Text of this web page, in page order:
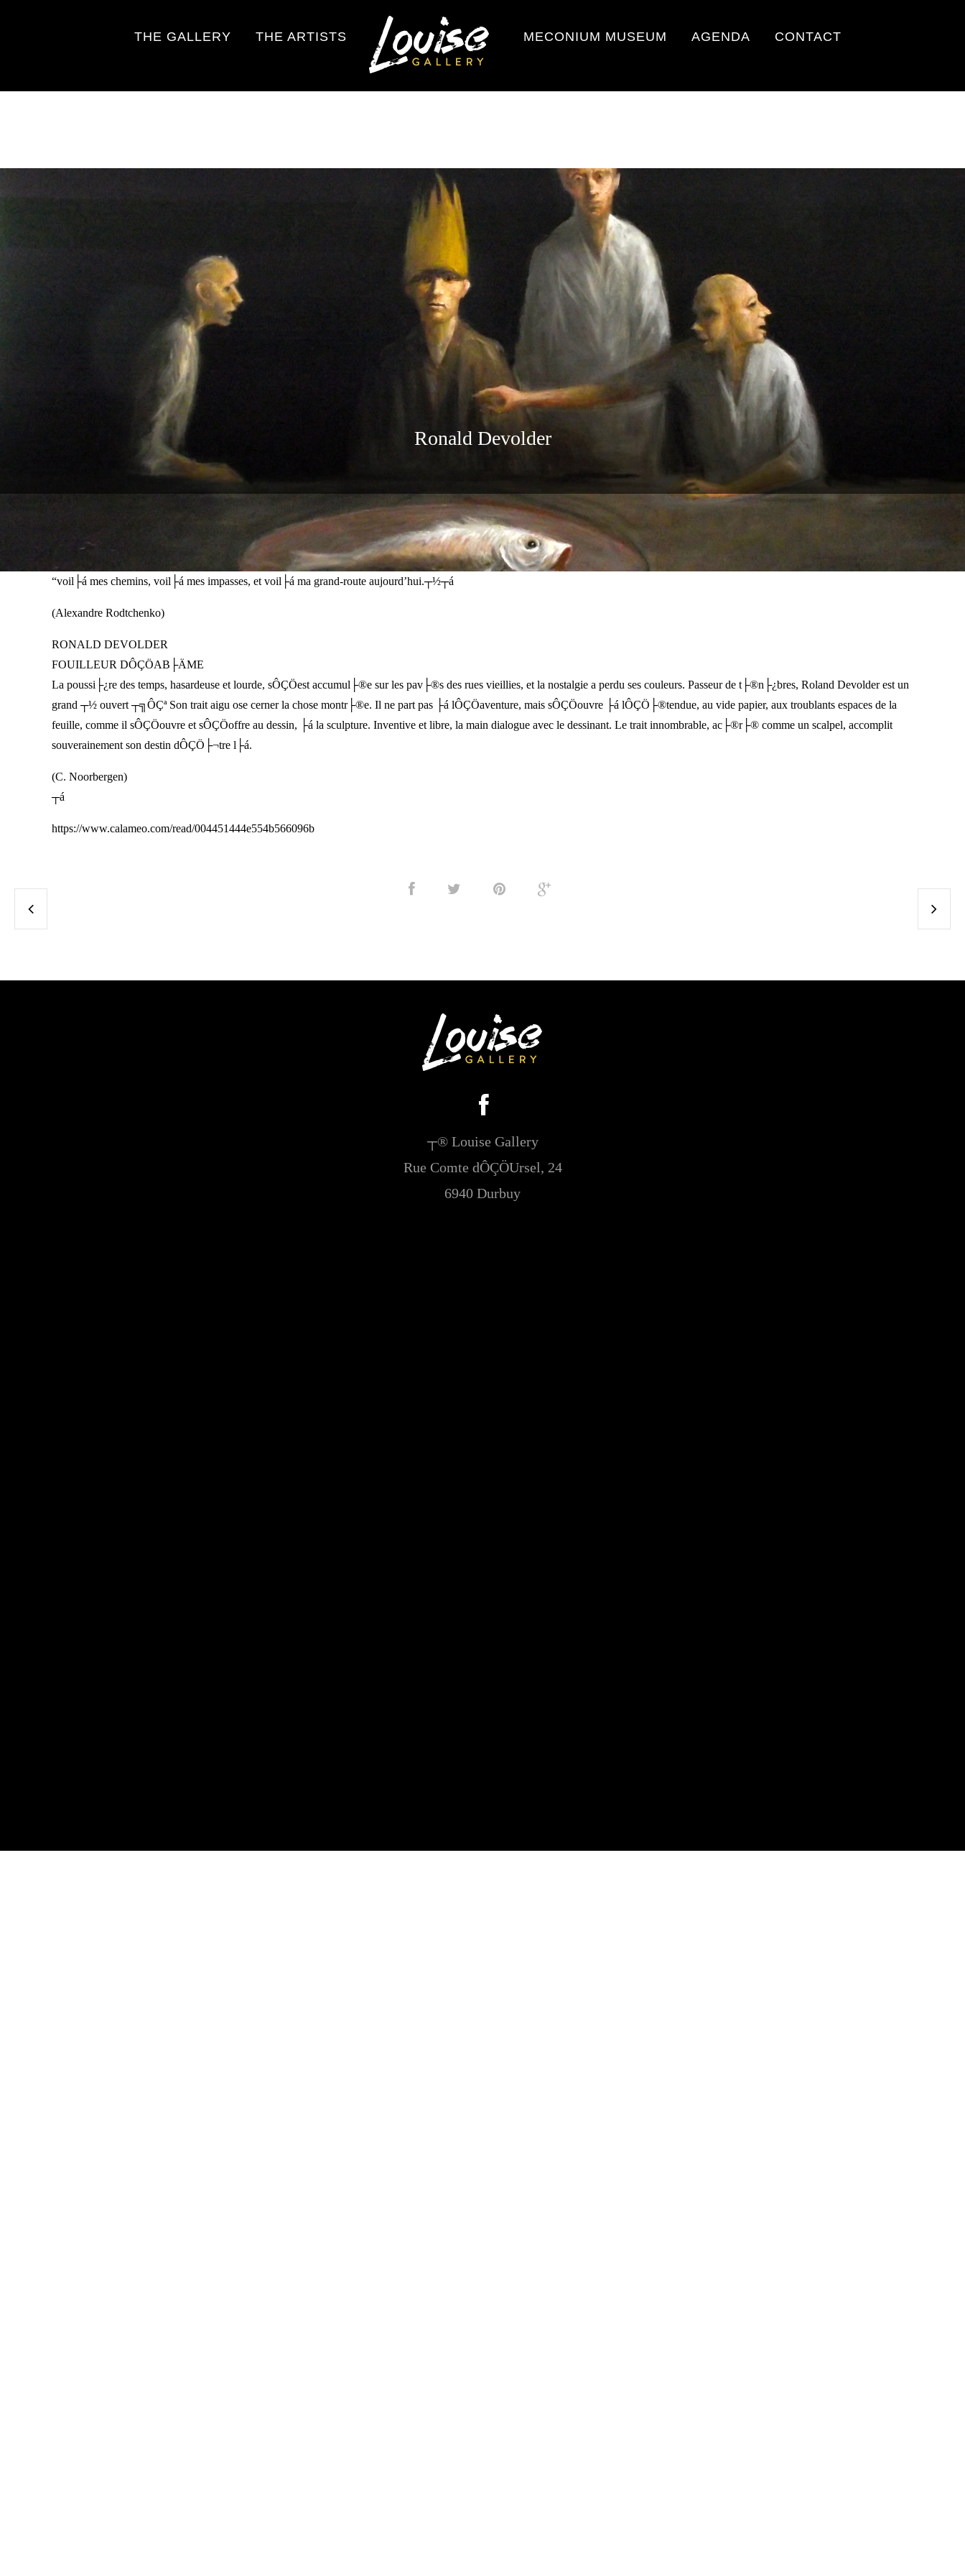
THE GALLERY THE ARTISTS MECONIUM MUSEUM AGENDA CONTACT
Ronald Devolder
Il faut avoir le courage de montrer son itin├®raire d’artiste, sans rien cacher, ni les erreurs, ni les fausses routes, ni les impasses dont on revient ;
comme on montre les marches triomphales, qui sont si peu nombreuses et de dire fi├¿rement :
“voil├á mes chemins, voil├á mes impasses, et voil├á ma grand-route aujourd’hui.┬½┬á
(Alexandre Rodtchenko)
RONALD DEVOLDER
FOUILLEUR DÔÇÖAB├ÄME
La poussi├¿re des temps, hasardeuse et lourde, sÔÇÖest accumul├®e sur les pav├®s des rues vieillies, et la nostalgie a perdu ses couleurs. Passeur de t├®n├¿bres, Roland Devolder est un
grand ┬½ ouvert ┬╗ÔÇª Son trait aigu ose cerner la chose montr├®e. Il ne part pas ├á lÔÇÖaventure, mais sÔÇÖouvre ├á lÔÇÖ├®tendue, au vide papier, aux troublants espaces de la
feuille, comme il sÔÇÖouvre et sÔÇÖoffre au dessin, ├á la sculpture. Inventive et libre, la main dialogue avec le dessinant. Le trait innombrable, ac├®r├® comme un scalpel, accomplit
souverainement son destin dÔÇÖ├¬tre l├á.
(C. Noorbergen)
┬á
https://www.calameo.com/read/004451444e554b566096b
┬® Louise Gallery
Rue Comte dÔÇÖUrsel, 24
6940 Durbuy